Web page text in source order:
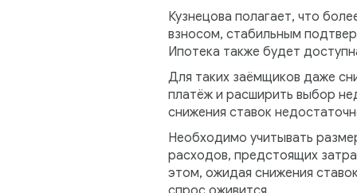
Кузнецова полагает, что
взносом, стабильным
Ипотека также будет
Для таких заёмщиков даже
платёж и расширить выбор
снижения ставок
Необходимо учитывать
расходов, предстоящих
этом, ожидая снижения